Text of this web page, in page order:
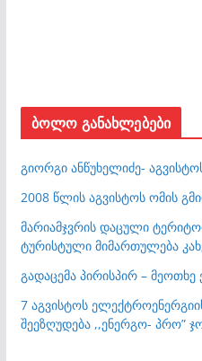
ბოლო განახლებები
გიორგი ანწუხელიძე-
2008 წლის აგვისტოს ომის
მარიამჯვრის დაცული
ტურისტული მიმართულება
გადაცემა პირისპირ – მეოთხე
7 აგვისტოს
შეეზღუდება ,,ენერგო- პრო”